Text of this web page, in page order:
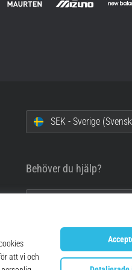
SEK - Sverige
Behöver du hjälp?